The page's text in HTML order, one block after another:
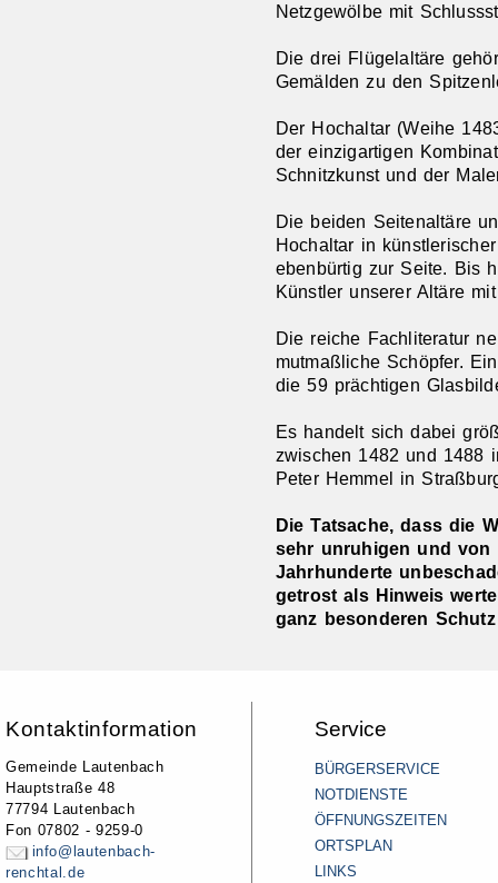
Netzgewölbe mit
Die drei Flügelaltäre
Gemälden zu den
Der Hochaltar (Weihe
der einzigartigen
Schnitzkunst und der
Die beiden Seitenaltäre
Hochaltar in
ebenbürtig zur Seite. Bis
Künstler unserer Altäre
Die reiche Fachliteratur
mutmaßliche Schöpfer.
die 59 prächtigen
Es handelt sich dabei
zwischen 1482 und 1488
Peter Hemmel in
Die Tatsache, dass die
sehr unruhigen und von
Jahrhunderte
getrost als Hinweis
ganz besonderen
Kontaktinformation
Gemeinde Lautenbach
Hauptstraße 48
77794 Lautenbach
Fon 07802 - 9259-0
info@lautenbach-
renchtal.de
Service
BÜRGERSERVICE
NOTDIENSTE
ÖFFNUNGSZEITEN
ORTSPLAN
LINKS